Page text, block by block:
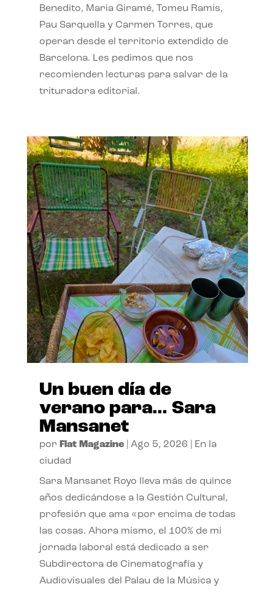
Benedito, Maria Giramé, Tomeu Ramis,
Pau Sarquella y Carmen Torres, que
operan desde el territorio extendido de
Barcelona. Les pedimos que nos
recomienden lecturas para salvar de la
trituradora editorial.
Un buen día de
verano para… Sara
Mansanet
por Flat Magazine| Ago 5, 2026
En la
ciudad
Sara Mansanet Royo lleva más de quince
años dedicándose a la Gestión Cultural,
profesión que ama «por encima de todas
las cosas. Ahora mismo, el 100% de mi
jornada laboral está dedicado a ser
Subdirectora de Cinematografía y
Audiovisuales del Palau de la Música y